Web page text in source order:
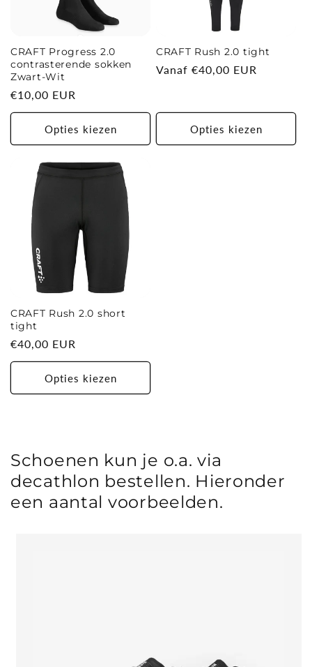
CRAFT Progress 2.0
contrasterende sokken
Zwart-Wit
Normale
prijs
€10,00 EUR
Opties kiezen
CRAFT Rush 2.0 tight
Normale
Vanaf €40,00 EUR
Opties kiezen
CRAFT Rush 2.0 short
tight
Normale
prijs
€40,00 EUR
Opties kiezen
Schoenen kun je o.a. via
decathlon bestellen. Hieronder
een aantal voorbeelden.